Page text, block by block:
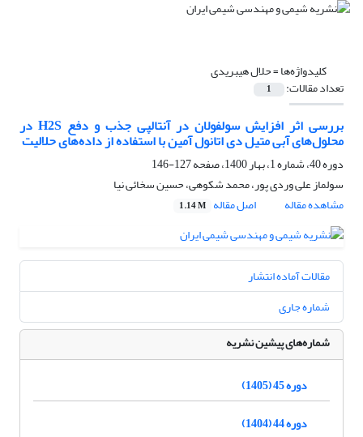
کلیدواژه‌ها =حلال هیبریدی
تعداد مقالات: 1
بررسی اثر افزایش سولفولان در آنتالپی جذب و دفع H2S در
محلول‌های آبی متیل دی اتانول آمین با استفاده از داده‌های حلالیت
دوره 40، شماره 1، بهار 1400، صفحه
127-146
سولماز علی وردی پور، محمد شکوهی، حسین سخائی نیا
مشاهده مقاله
اصل مقاله 1.14 M
مقالات آماده انتشار
شماره جاری
شماره‌های پیشین نشریه
دوره 45 (1405)
دوره 44 (1404)